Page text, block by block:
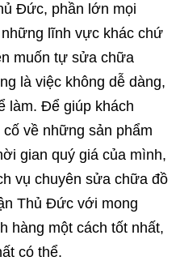
Đức, phần lớn mọi
lĩnh vực khác chứ
muốn tự sửa chữa
là việc không dễ dàng,
làm. Để giúp khách
về những sản phẩm
gian quý giá của mình,
vụ chuyên sửa chữa đồ
Thủ Đức với mong
hàng một cách tốt nhất,
có thể.